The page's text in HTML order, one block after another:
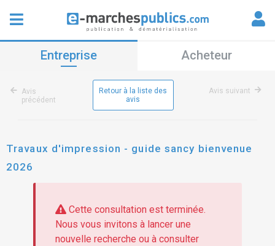
Entreprise Acheteur
Avis
précédent
Retour à la liste des
avis
Avis suivant
Travaux d'impression - guide sancy bienvenue
2026
Cette consultation est terminée.
Nous vous invitons à lancer une
nouvelle recherche ou à consulter